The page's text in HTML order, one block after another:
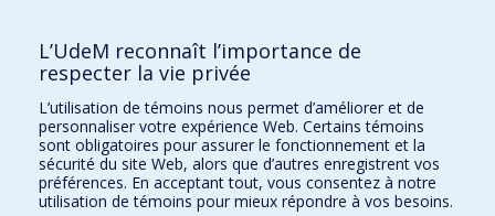
Qui fait quoi?
Nous trouver
Plan du site
Accessibilité
L’UdeM reconnaît l’importance de
respecter la vie privée
L’utilisation de témoins nous permet d’améliorer et de
personnaliser votre expérience Web. Certains témoins
sont obligatoires pour assurer le fonctionnement et la
sécurité du site Web, alors que d’autres enregistrent vos
préférences. En acceptant tout, vous consentez à notre
utilisation de témoins pour mieux répondre à vos besoins.